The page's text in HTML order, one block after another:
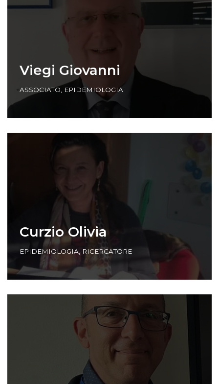
Viegi Giovanni
ASSOCIATO, EPIDEMIOLOGIA
Curzio Olivia
EPIDEMIOLOGIA, RICERCATORE